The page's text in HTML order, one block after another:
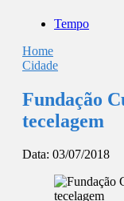
Tempo
Home
Cidade
Fundação
tecelagem
Data: 03/07/2018